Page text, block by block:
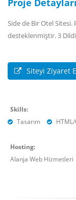
Proje Detayları
Side de Bir Otel
desteklenmiştir. 3
Siteyi Ziyaret
Skills:
Tasarım
Hosting:
Alanja Web Hizmetleri